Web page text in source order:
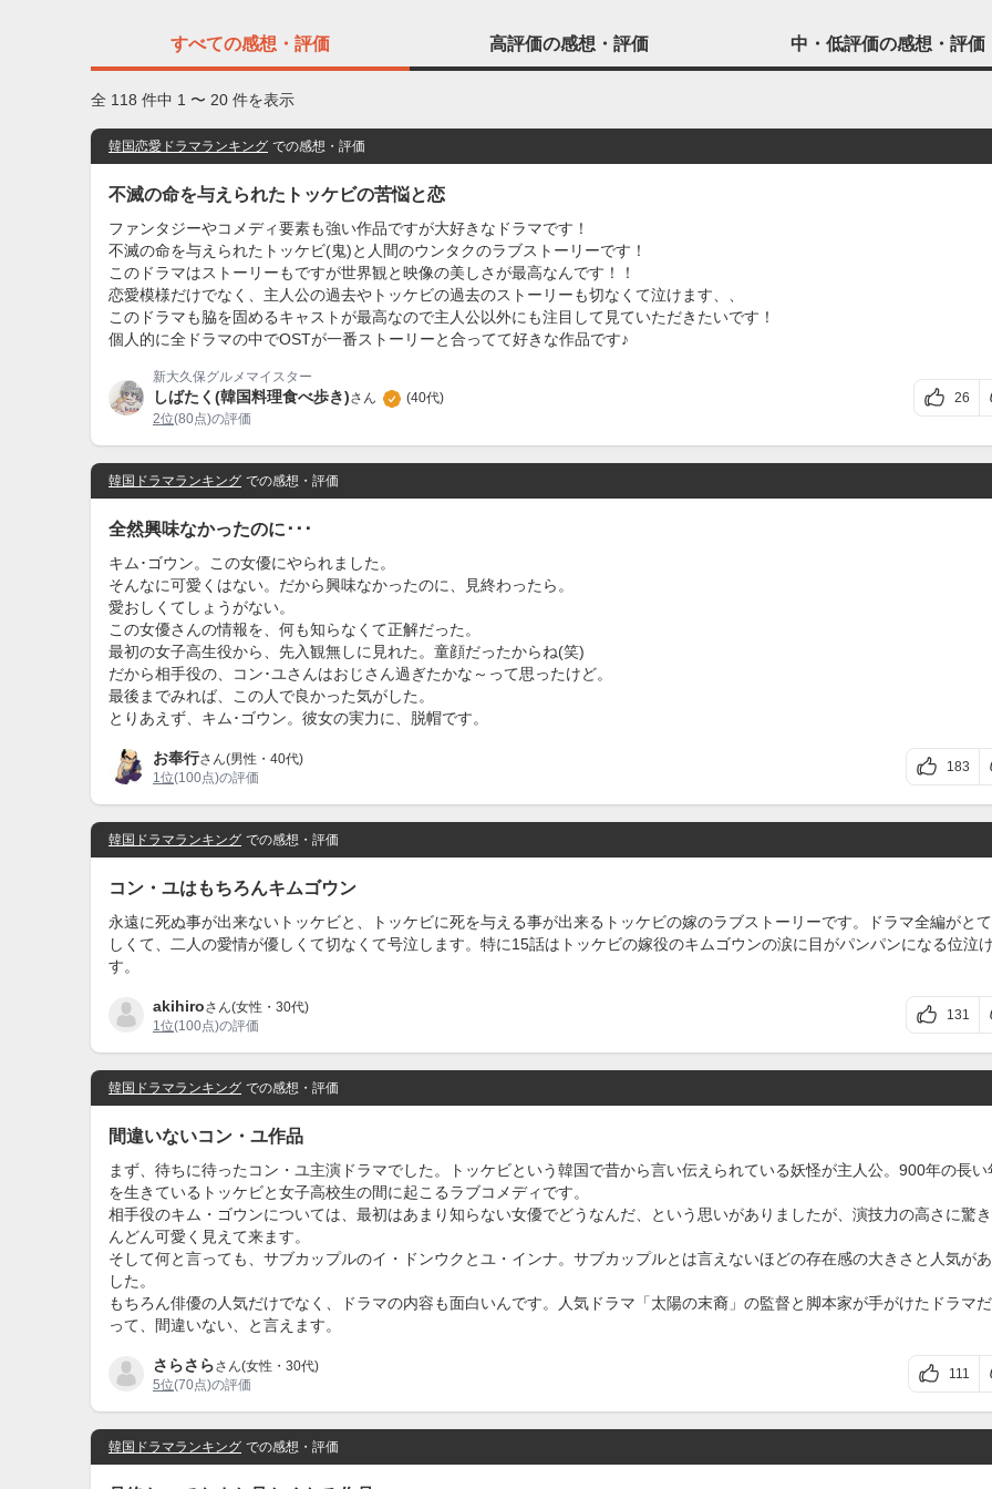
すべての感想・評価 高評価の感想・評価 中・低評価の感想・評価
全 118 件中 1 〜 20 件を表示
韓国恋愛ドラマランキング での感想・評価
不滅の命を与えられたトッケビの苦悩と恋
ファンタジーやコメディ要素も強い作品ですが大好きなドラマです！
不滅の命を与えられたトッケビ(鬼)と人間のウンタクのラブストーリーです！
このドラマはストーリーもですが世界観と映像の美しさが最高なんです！！
恋愛模様だけでなく、主人公の過去やトッケビの過去のストーリーも切なくて泣けます、、
このドラマも脇を固めるキャストが最高なので主人公以外にも注目して見ていただきたいです！
個人的に全ドラマの中でOSTが一番ストーリーと合ってて好きな作品です♪
新大久保グルメマイスター
しばたく(韓国料理食べ歩き)さん
(40代)
2位(80点)の評価
26
韓国ドラマランキング での感想・評価
全然興味なかったのに･･･
キム･ゴウン。この女優にやられました。
そんなに可愛くはない。だから興味なかったのに、見終わったら。
愛おしくてしょうがない。
この女優さんの情報を、何も知らなくて正解だった。
最初の女子高生役から、先入観無しに見れた。童顔だったからね(笑)
だから相手役の、コン･ユさんはおじさん過ぎたかな～って思ったけど。
最後までみれば、この人で良かった気がした。
とりあえず、キム･ゴウン。彼女の実力に、脱帽です。
お奉行さん(男性・40代)
1位(100点)の評価
183
韓国ドラマランキング での感想・評価
コン・ユはもちろんキムゴウン
永遠に死ぬ事が出来ないトッケビと、トッケビに死を与える事が出来るトッケビの嫁のラブストーリーです。ドラマ全編がと
しくて、二人の愛情が優しくて切なくて号泣します。特に15話はトッケビの嫁役のキムゴウンの涙に目がパンパンになる位泣
す。
akihiroさん(女性・30代)
1位(100点)の評価
131
韓国ドラマランキング での感想・評価
間違いないコン・ユ作品
まず、待ちに待ったコン・ユ主演ドラマでした。トッケビという韓国で昔から言い伝えられている妖怪が主人公。900年の長い
を生きているトッケビと女子高校生の間に起こるラブコメディです。
相手役のキム・ゴウンについては、最初はあまり知らない女優でどうなんだ、という思いがありましたが、演技力の高さに驚
んどん可愛く見えて来ます。
そして何と言っても、サブカップルのイ・ドンウクとユ・インナ。サブカップルとは言えないほどの存在感の大きさと人気が
した。
もちろん俳優の人気だけでなく、ドラマの内容も面白いんです。人気ドラマ「太陽の末裔」の監督と脚本家が手がけたドラマ
って、間違いない、と言えます。
さらさらさん(女性・30代)
5位(70点)の評価
111
韓国ドラマランキング での感想・評価